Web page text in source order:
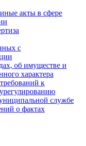
акты в сфере
с
об имуществе и
характера
к
службе
о фактах